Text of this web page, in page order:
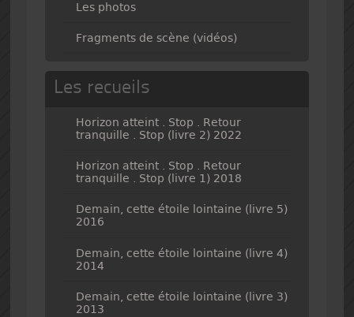
Les photos
Fragments de scène (vidéos)
Les recueils
Horizon atteint . Stop . Retour
tranquille . Stop (livre 2) 2022
Horizon atteint . Stop . Retour
tranquille . Stop (livre 1) 2018
Demain, cette étoile lointaine (livre 5)
2016
Demain, cette étoile lointaine (livre 4)
2014
Demain, cette étoile lointaine (livre 3)
2013